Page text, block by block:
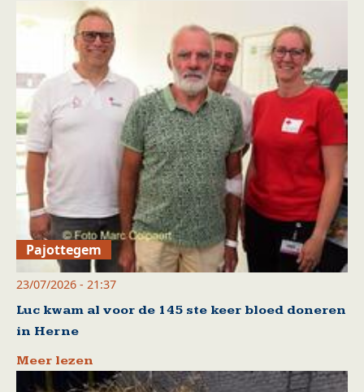
Pajottegem
23/07/2026 - 21:37
Luc kwam al voor de 145 ste keer bloed doneren
in Herne
Meer lezen